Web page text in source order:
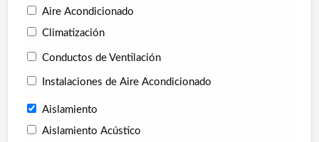
Aire Acondicionado
Climatización
Conductos de Ventilación
Instalaciones de Aire Acondicionado
Aislamiento
Aislamiento Acústico